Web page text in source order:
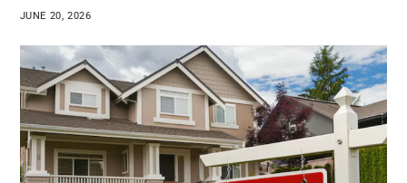
JUNE 20, 2026